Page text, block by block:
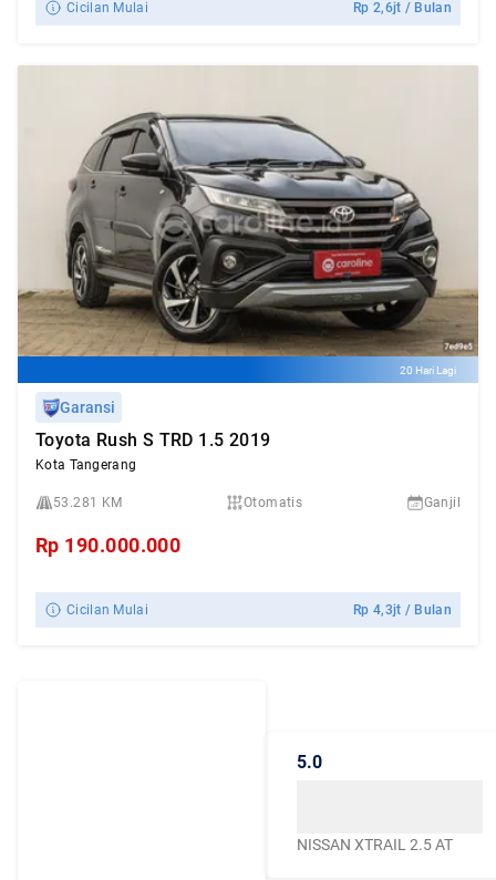
Cicilan Mulai Rp2,6jt / Bulan
20 Hari Lagi
Garansi
Toyota Rush S TRD 1.5 2019
Kota Tangerang
53.281 KM Otomatis Ganjil
Rp 190.000.000
Cicilan Mulai Rp4,3jt / Bulan
5.0
NISSAN XTRAIL 2.5 AT